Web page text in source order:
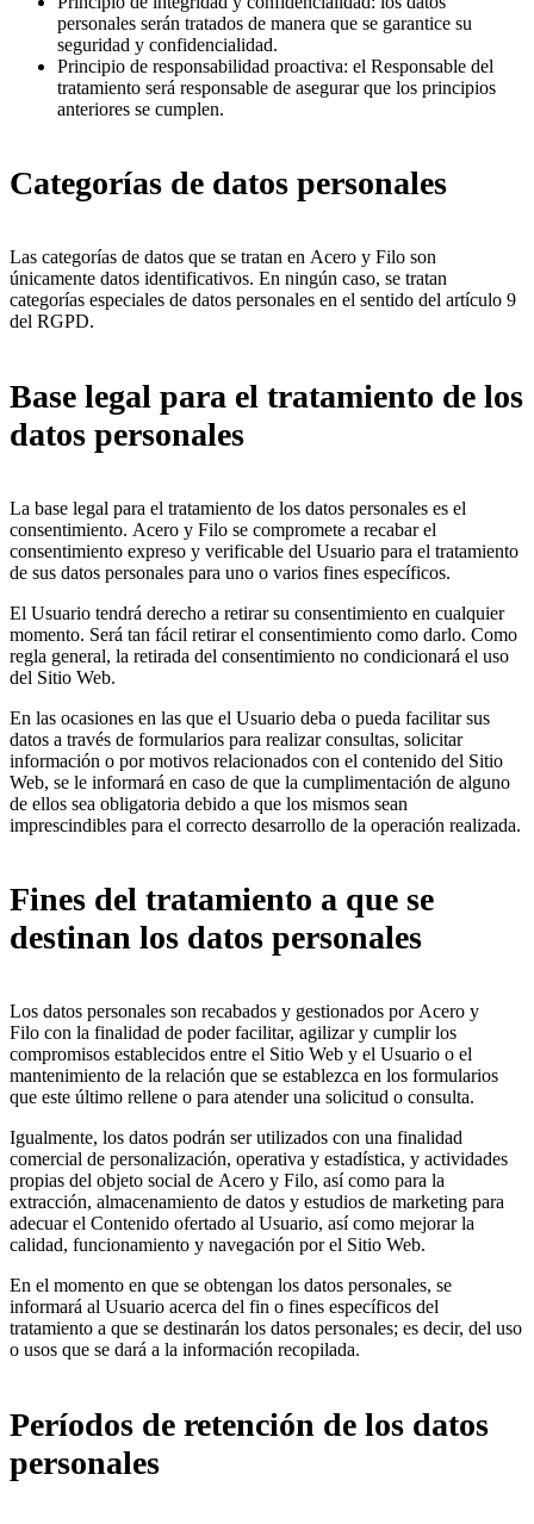
personales serán tratados de manera que se garantice su
seguridad y confidencialidad.
Principio de responsabilidad proactiva: el Responsable del
tratamiento será responsable de asegurar que los principios
anteriores se cumplen.
Categorías de datos personales
Las categorías de datos que se tratan en Acero y Filo son
únicamente datos identificativos. En ningún caso, se tratan
categorías especiales de datos personales en el sentido del artículo 9
del RGPD.
Base legal para el tratamiento de los
datos personales
La base legal para el tratamiento de los datos personales es el
consentimiento. Acero y Filo se compromete a recabar el
consentimiento expreso y verificable del Usuario para el tratamiento
de sus datos personales para uno o varios fines específicos.
El Usuario tendrá derecho a retirar su consentimiento en cualquier
momento. Será tan fácil retirar el consentimiento como darlo. Como
regla general, la retirada del consentimiento no condicionará el uso
del Sitio Web.
En las ocasiones en las que el Usuario deba o pueda facilitar sus
datos a través de formularios para realizar consultas, solicitar
información o por motivos relacionados con el contenido del Sitio
Web, se le informará en caso de que la cumplimentación de alguno
de ellos sea obligatoria debido a que los mismos sean
imprescindibles para el correcto desarrollo de la operación realizada.
Fines del tratamiento a que se
destinan los datos personales
Los datos personales son recabados y gestionados por Acero y
Filo con la finalidad de poder facilitar, agilizar y cumplir los
compromisos establecidos entre el Sitio Web y el Usuario o el
mantenimiento de la relación que se establezca en los formularios
que este último rellene o para atender una solicitud o consulta.
Igualmente, los datos podrán ser utilizados con una finalidad
comercial de personalización, operativa y estadística, y actividades
propias del objeto social de Acero y Filo, así como para la
extracción, almacenamiento de datos y estudios de marketing para
adecuar el Contenido ofertado al Usuario, así como mejorar la
calidad, funcionamiento y navegación por el Sitio Web.
En el momento en que se obtengan los datos personales, se
informará al Usuario acerca del fin o fines específicos del
tratamiento a que se destinarán los datos personales; es decir, del uso
o usos que se dará a la información recopilada.
Períodos de retención de los datos
personales